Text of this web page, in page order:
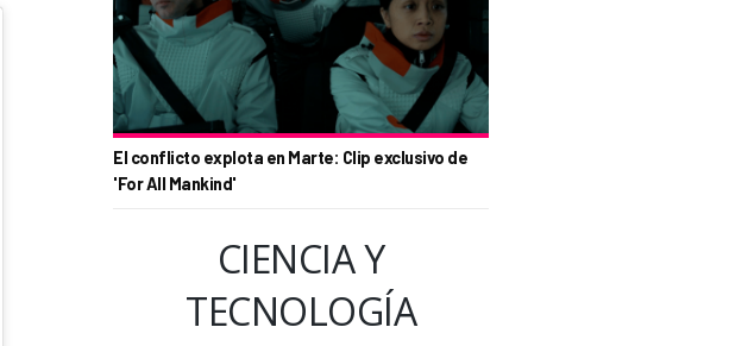
El conflicto explota en Marte: Clip exclusivo de
'For All Mankind'
CIENCIA Y
TECNOLOGÍA